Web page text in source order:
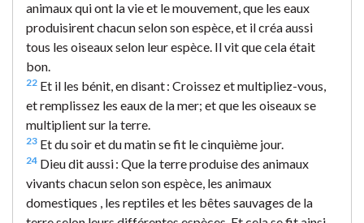
animaux qui ont la vie et le mouvement, que les eaux
produisirent chacun selon son espèce, et il créa aussi
tous les oiseaux selon leur espèce. Il vit que cela était
bon.
22 Et il les bénit, en disant : Croissez et multipliez-vous,
et remplissez les eaux de la mer; et que les oiseaux se
multiplient sur la terre.
23 Et du soir et du matin se fit le cinquième jour.
24 Dieu dit aussi : Que la terre produise des animaux
vivants chacun selon son espèce, les animaux
domestiques , les reptiles et les bêtes sauvages de la